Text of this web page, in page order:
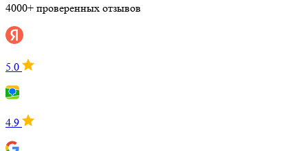
4000+ проверенных отзывов
5.0
4.9